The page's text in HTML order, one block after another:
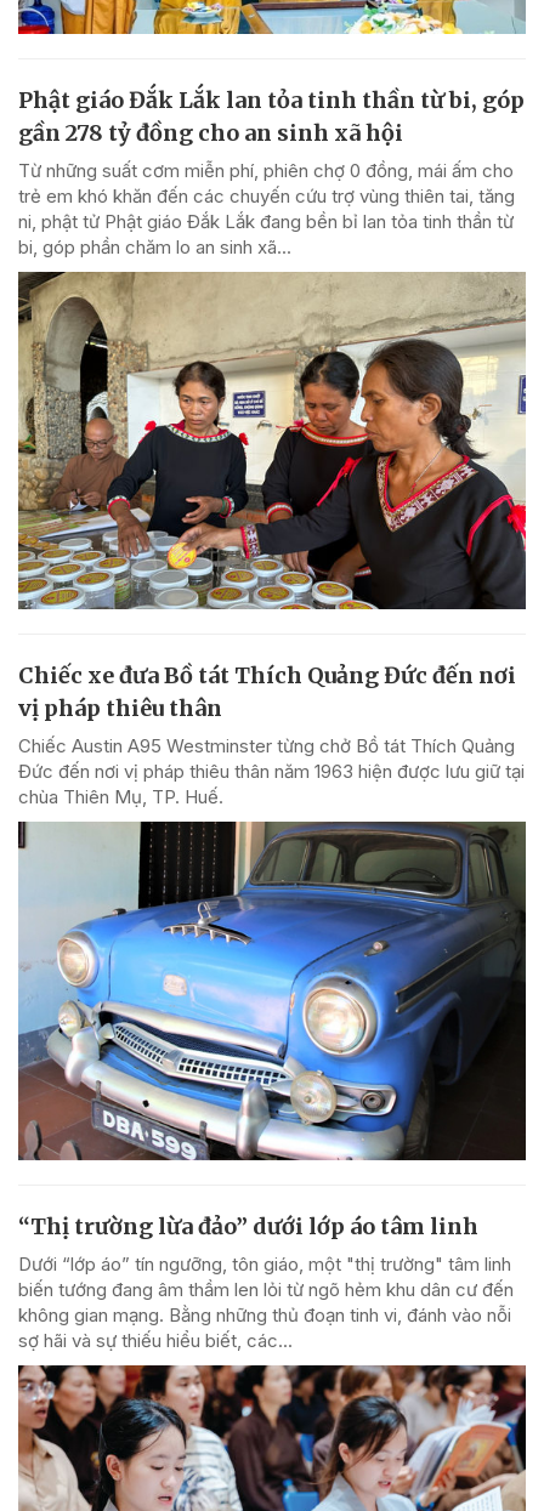
Phật giáo Đắk Lắk lan tỏa tinh thần từ bi, góp
gần 278 tỷ đồng cho an sinh xã hội
Từ những suất cơm miễn phí, phiên chợ 0 đồng, mái ấm cho
trẻ em khó khăn đến các chuyến cứu trợ vùng thiên tai, tăng
ni, phật tử Phật giáo Đắk Lắk đang bền bỉ lan tỏa tinh thần từ
bi, góp phần chăm lo an sinh xã...
Chiếc xe đưa Bồ tát Thích Quảng Đức đến nơi
vị pháp thiêu thân
Chiếc Austin A95 Westminster từng chở Bồ tát Thích Quảng
Đức đến nơi vị pháp thiêu thân năm 1963 hiện được lưu giữ tại
chùa Thiên Mụ, TP. Huế.
“Thị trường lừa đảo” dưới lớp áo tâm linh
Dưới “lớp áo” tín ngưỡng, tôn giáo, một "thị trường" tâm linh
biến tướng đang âm thầm len lỏi từ ngõ hẻm khu dân cư đến
không gian mạng. Bằng những thủ đoạn tinh vi, đánh vào nỗi
sợ hãi và sự thiếu hiểu biết, các...